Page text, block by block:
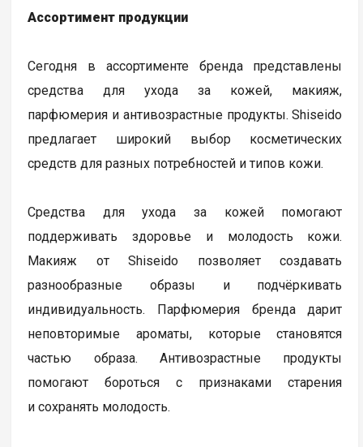
Ассортимент продукции
Сегодня в ассортименте бренда представлены
средства для ухода за кожей, макияж,
парфюмерия и антивозрастные продукты. Shiseido
предлагает широкий выбор косметических
средств для разных потребностей и типов кожи.
Средства для ухода за кожей помогают
поддерживать здоровье и молодость кожи.
Макияж от Shiseido позволяет создавать
разнообразные образы и подчёркивать
индивидуальность. Парфюмерия бренда дарит
неповторимые ароматы, которые становятся
частью образа. Антивозрастные продукты
помогают бороться с признаками старения
и сохранять молодость.